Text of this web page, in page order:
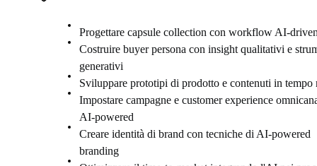
Progettare capsule collection con workflow AI-
Costruire buyer persona con insight qualitativi e
generativi
Sviluppare prototipi di prodotto e contenuti in tempo
Impostare campagne e customer experience
AI-powered
Creare identità di brand con tecniche di AI-powered
branding